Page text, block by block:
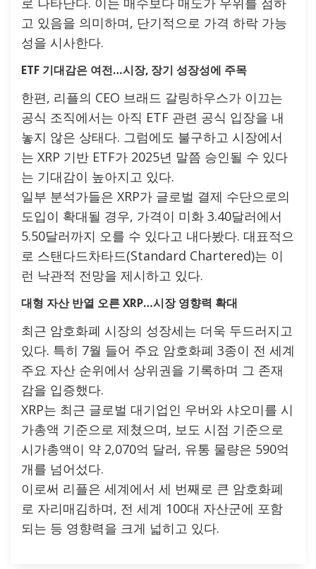
고 있음을 의미하며, 단기적으로 가격 하락 가능
성을 시사한다.
ETF 기대감은 여전…시장, 장기 성장성에 주목
한편, 리플의 CEO 브래드 갈링하우스가 이끄는
공식 조직에서는 아직 ETF 관련 공식 입장을 내
놓지 않은 상태다. 그럼에도 불구하고 시장에서
는 XRP 기반 ETF가 2025년 말쯤 승인될 수 있다
는 기대감이 높아지고 있다.
일부 분석가들은 XRP가 글로벌 결제 수단으로의
도입이 확대될 경우, 가격이 미화 3.40달러에서
5.50달러까지 오를 수 있다고 내다봤다. 대표적으
로 스탠다드차타드(Standard Chartered)는 이
런 낙관적 전망을 제시하고 있다.
대형 자산 반열 오른 XRP…시장 영향력 확대
최근 암호화폐 시장의 성장세는 더욱 두드러지고
있다. 특히 7월 들어 주요 암호화폐 3종이 전 세계
주요 자산 순위에서 상위권을 기록하며 그 존재
감을 입증했다.
XRP는 최근 글로벌 대기업인 우버와 샤오미를 시
가총액 기준으로 제쳤으며, 보도 시점 기준으로
시가총액이 약 2,070억 달러, 유통 물량은 590억
개를 넘어섰다.
이로써 리플은 세계에서 세 번째로 큰 암호화폐
로 자리매김하며, 전 세계 100대 자산군에 포함
되는 등 영향력을 크게 넓히고 있다.